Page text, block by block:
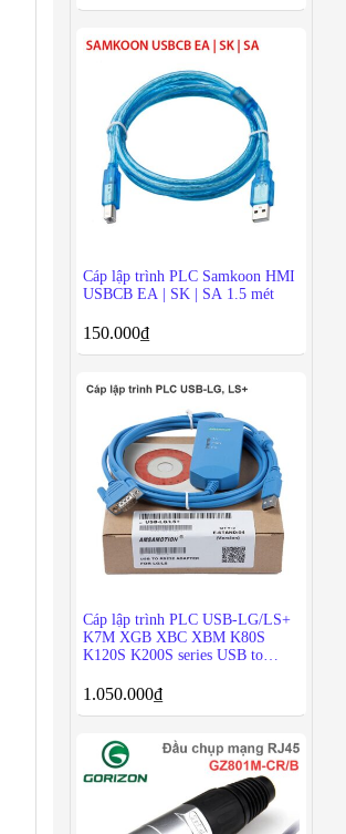
Cáp lập trình PLC Samkoon HMI
USBCB EA | SK | SA 1.5 mét
150.000₫
Cáp lập trình PLC USB-LG/LS+
K7M XGB XBC XBM K80S
K120S K200S series USB to
1.050.000₫